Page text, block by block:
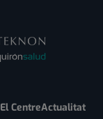
El CentreActualitat